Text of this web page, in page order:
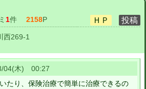
1件 2158P
西269-1
木) 00:27
たり、保険治療で簡単に治療できるの